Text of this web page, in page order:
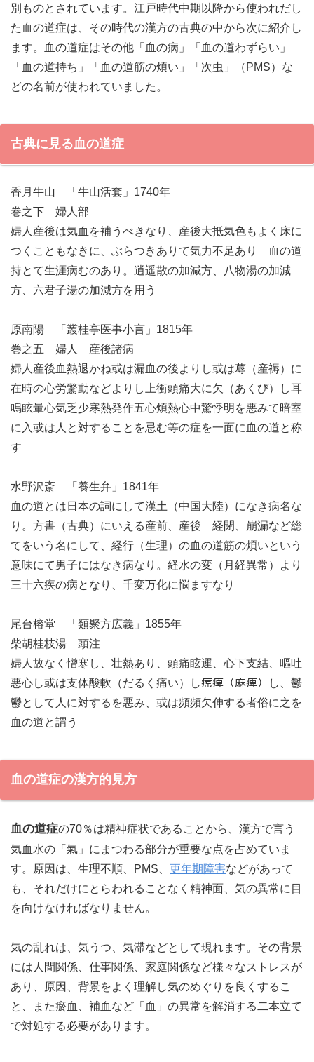
別ものとされています。江戸時代中期以降から使われだし
た血の道症は、その時代の漢方の古典の中から次に紹介し
ます。血の道症はその他「血の病」「血の道わずらい」
「血の道持ち」「血の道筋の煩い」「次虫」（PMS）な
どの名前が使われていました。
古典に見る血の道症
香月牛山 「牛山活套」1740年
巻之下 婦人部
婦人産後は気血を補うべきなり、産後大抵気色もよく床に
つくこともなきに、ぶらつきありて気力不足あり 血の道
持とて生涯病むのあり。逍遥散の加減方、八物湯の加減
方、六君子湯の加減方を用う
原南陽 「叢桂亭医事小言」1815年
巻之五 婦人 産後諸病
婦人産後血熱退かね或は漏血の後よりし或は蓐（産褥）に
在時の心労驚動などよりし上衝頭痛大に欠（あくび）し耳
鳴眩暈心気乏少寒熱発作五心煩熱心中驚悸明を悪みて暗室
に入或は人と対することを忌む等の症を一面に血の道と称
す
水野沢斎 「養生弁」1841年
血の道とは日本の詞にして漢土（中国大陸）になき病名な
り。方書（古典）にいえる産前、産後 経閉、崩漏など総
てをいう名にして、経行（生理）の血の道筋の煩いという
意味にて男子にはなき病なり。経水の変（月経異常）より
三十六疾の病となり、千変万化に悩ますなり
尾台榕堂 「類聚方広義」1855年
柴胡桂枝湯 頭注
婦人故なく憎寒し、壮熱あり、頭痛眩運、心下支結、嘔吐
悪心し或は支体酸軟（だるく痛い）し𤸷痺（麻痺）し、鬱
鬱として人に対するを悪み、或は頻頻欠伸する者俗に之を
血の道と謂う
血の道症の漢方的見方
血の道症の70％は精神症状であることから、漢方で言う
気血水の「氣」にまつわる部分が重要な点を占めていま
す。原因は、生理不順、PMS、 更年期障害などがあって
も、それだけにとらわれることなく精神面、気の異常に目
を向けなければなりません。
気の乱れは、気うつ、気滞などとして現れます。その背景
には人間関係、仕事関係、家庭関係など様々なストレスが
あり、原因、背景をよく理解し気のめぐりを良くするこ
と、また瘀血、補血など「血」の異常を解消する二本立て
で対処する必要があります。